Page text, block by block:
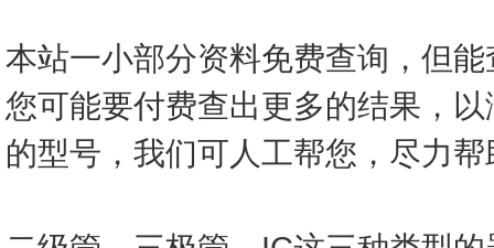
本站一小部分资料免费查询，但
您可能要付费查出更多的结果，
的型号，我们可人工帮您，尽力